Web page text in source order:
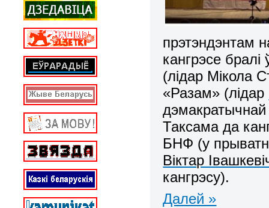
прэтэндэнтам
кангрэсе
(лідар Мікола
«Разам» (лідар
Таксама да
БНФ (у
Віктар
кангрэсу).
Далей »